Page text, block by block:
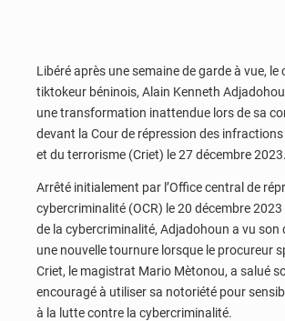
Libéré après une semaine de garde à vue, le
tiktokeur béninois, Alain Kenneth
une transformation inattendue lors de sa
devant la Cour de répression des
et du terrorisme (Criet) le 27 décembre 2023.
Arrêté initialement par l’Office central de
cybercriminalité (OCR) le 20 décembre
de la cybercriminalité, Adjadohoun a vu son
une nouvelle tournure lorsque le procureur
Criet, le magistrat Mario Mètonou, a salué
encouragé à utiliser sa notoriété pour
à la lutte contre la cybercriminalité.